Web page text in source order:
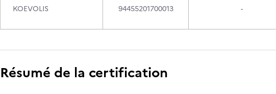
KOEVOLIS 94455201700013 -
Résumé de la certification